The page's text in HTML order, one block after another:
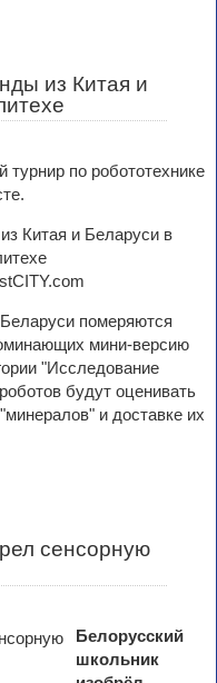
из Китая и
по робототехнике
померяются
мини-версию
"Исследование
будут оценивать
и доставке их
сенсорную
Белорусский
школьник